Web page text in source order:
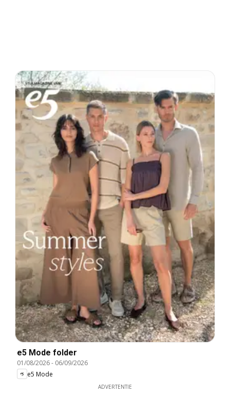
e5 Mode folder
01/08/2026- 06/09/2026
e5 Mode
ADVERTENTIE